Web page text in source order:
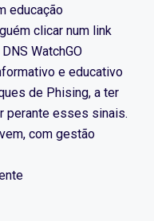
educação
clicar num link
WatchGO
e educativo
de Phising, a ter
perante esses sinais.
com gestão